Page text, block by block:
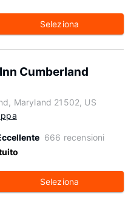
Seleziona
Cumberland
Maryland 21502, US
666 recensioni
Seleziona